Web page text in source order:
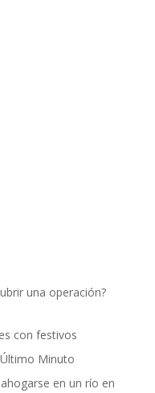
una operación?
con festivos
Minuto
en un río en